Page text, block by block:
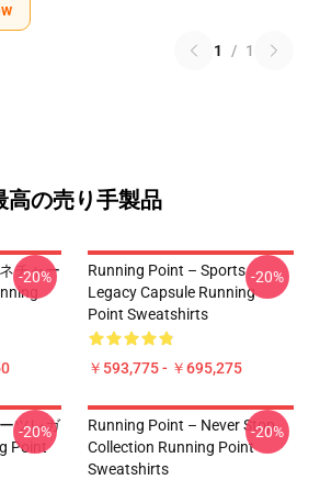
1 / 1
高の売り手製品
チャー
-20%
Running Point – Sports
Legacy Capsule Running
Point Sweatshirts
￥593,775 - ￥695,275
-20%
ツレガ
Point
-20%
Running Point – Never Stop
Collection Running Point
Sweatshirts
-20%